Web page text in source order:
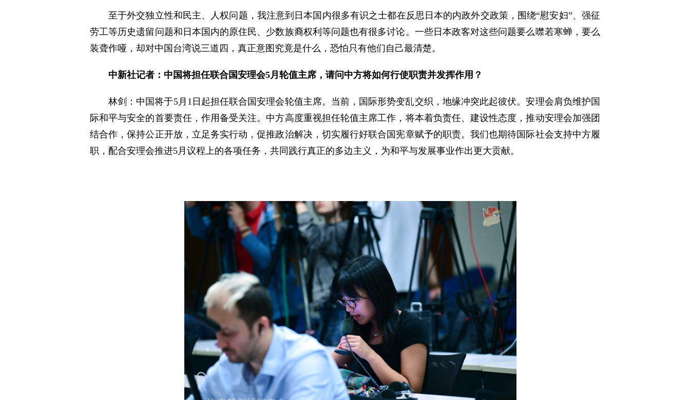
至于外交独立性和民主、人权问题，我注意到日本国内很多有识之士都在反思日本的内政外交政策，围绕“慰安妇”、强征
劳工等历史遗留问题和日本国内的原住民、少数族裔权利等问题也有很多讨论。一些日本政客对这些问题要么噤若寒蝉，要么
装聋作哑，却对中国台湾说三道四，真正意图究竟是什么，恐怕只有他们自己最清楚。
中新社记者：中国将担任联合国安理会5月轮值主席，请问中方将如何行使职责并发挥作用？
林剑：中国将于5月1日起担任联合国安理会轮值主席。当前，国际形势变乱交织，地缘冲突此起彼伏。安理会肩负维护国
际和平与安全的首要责任，作用备受关注。中方高度重视担任轮值主席工作，将本着负责任、建设性态度，推动安理会加强团
结合作，保持公正开放，立足务实行动，促推政治解决，切实履行好联合国宪章赋予的职责。我们也期待国际社会支持中方履
职，配合安理会推进5月议程上的各项任务，共同践行真正的多边主义，为和平与发展事业作出更大贡献。